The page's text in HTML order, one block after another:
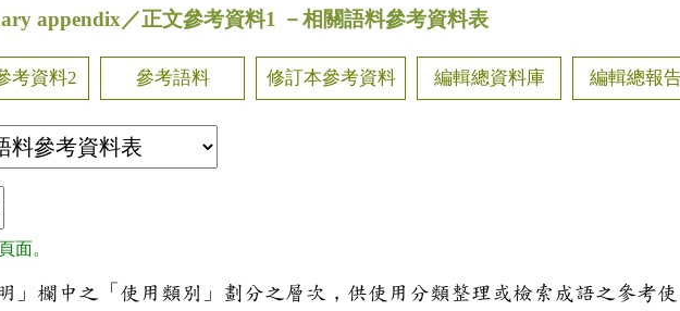
appendix／正文參考資料1 －相關語料參考資料表
考資料2 參考語料 修訂本參考資料 編輯總資料庫 編輯總報
面。
」欄中之「使用類別」劃分之層次，供使用分類整理或檢索成語之參考使